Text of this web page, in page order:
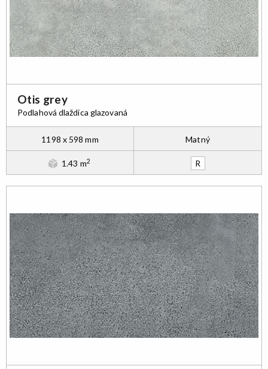
Otis grey
Podlahová dlaždica glazovaná
1198 x 598 mm Matný
1.43 m2 R